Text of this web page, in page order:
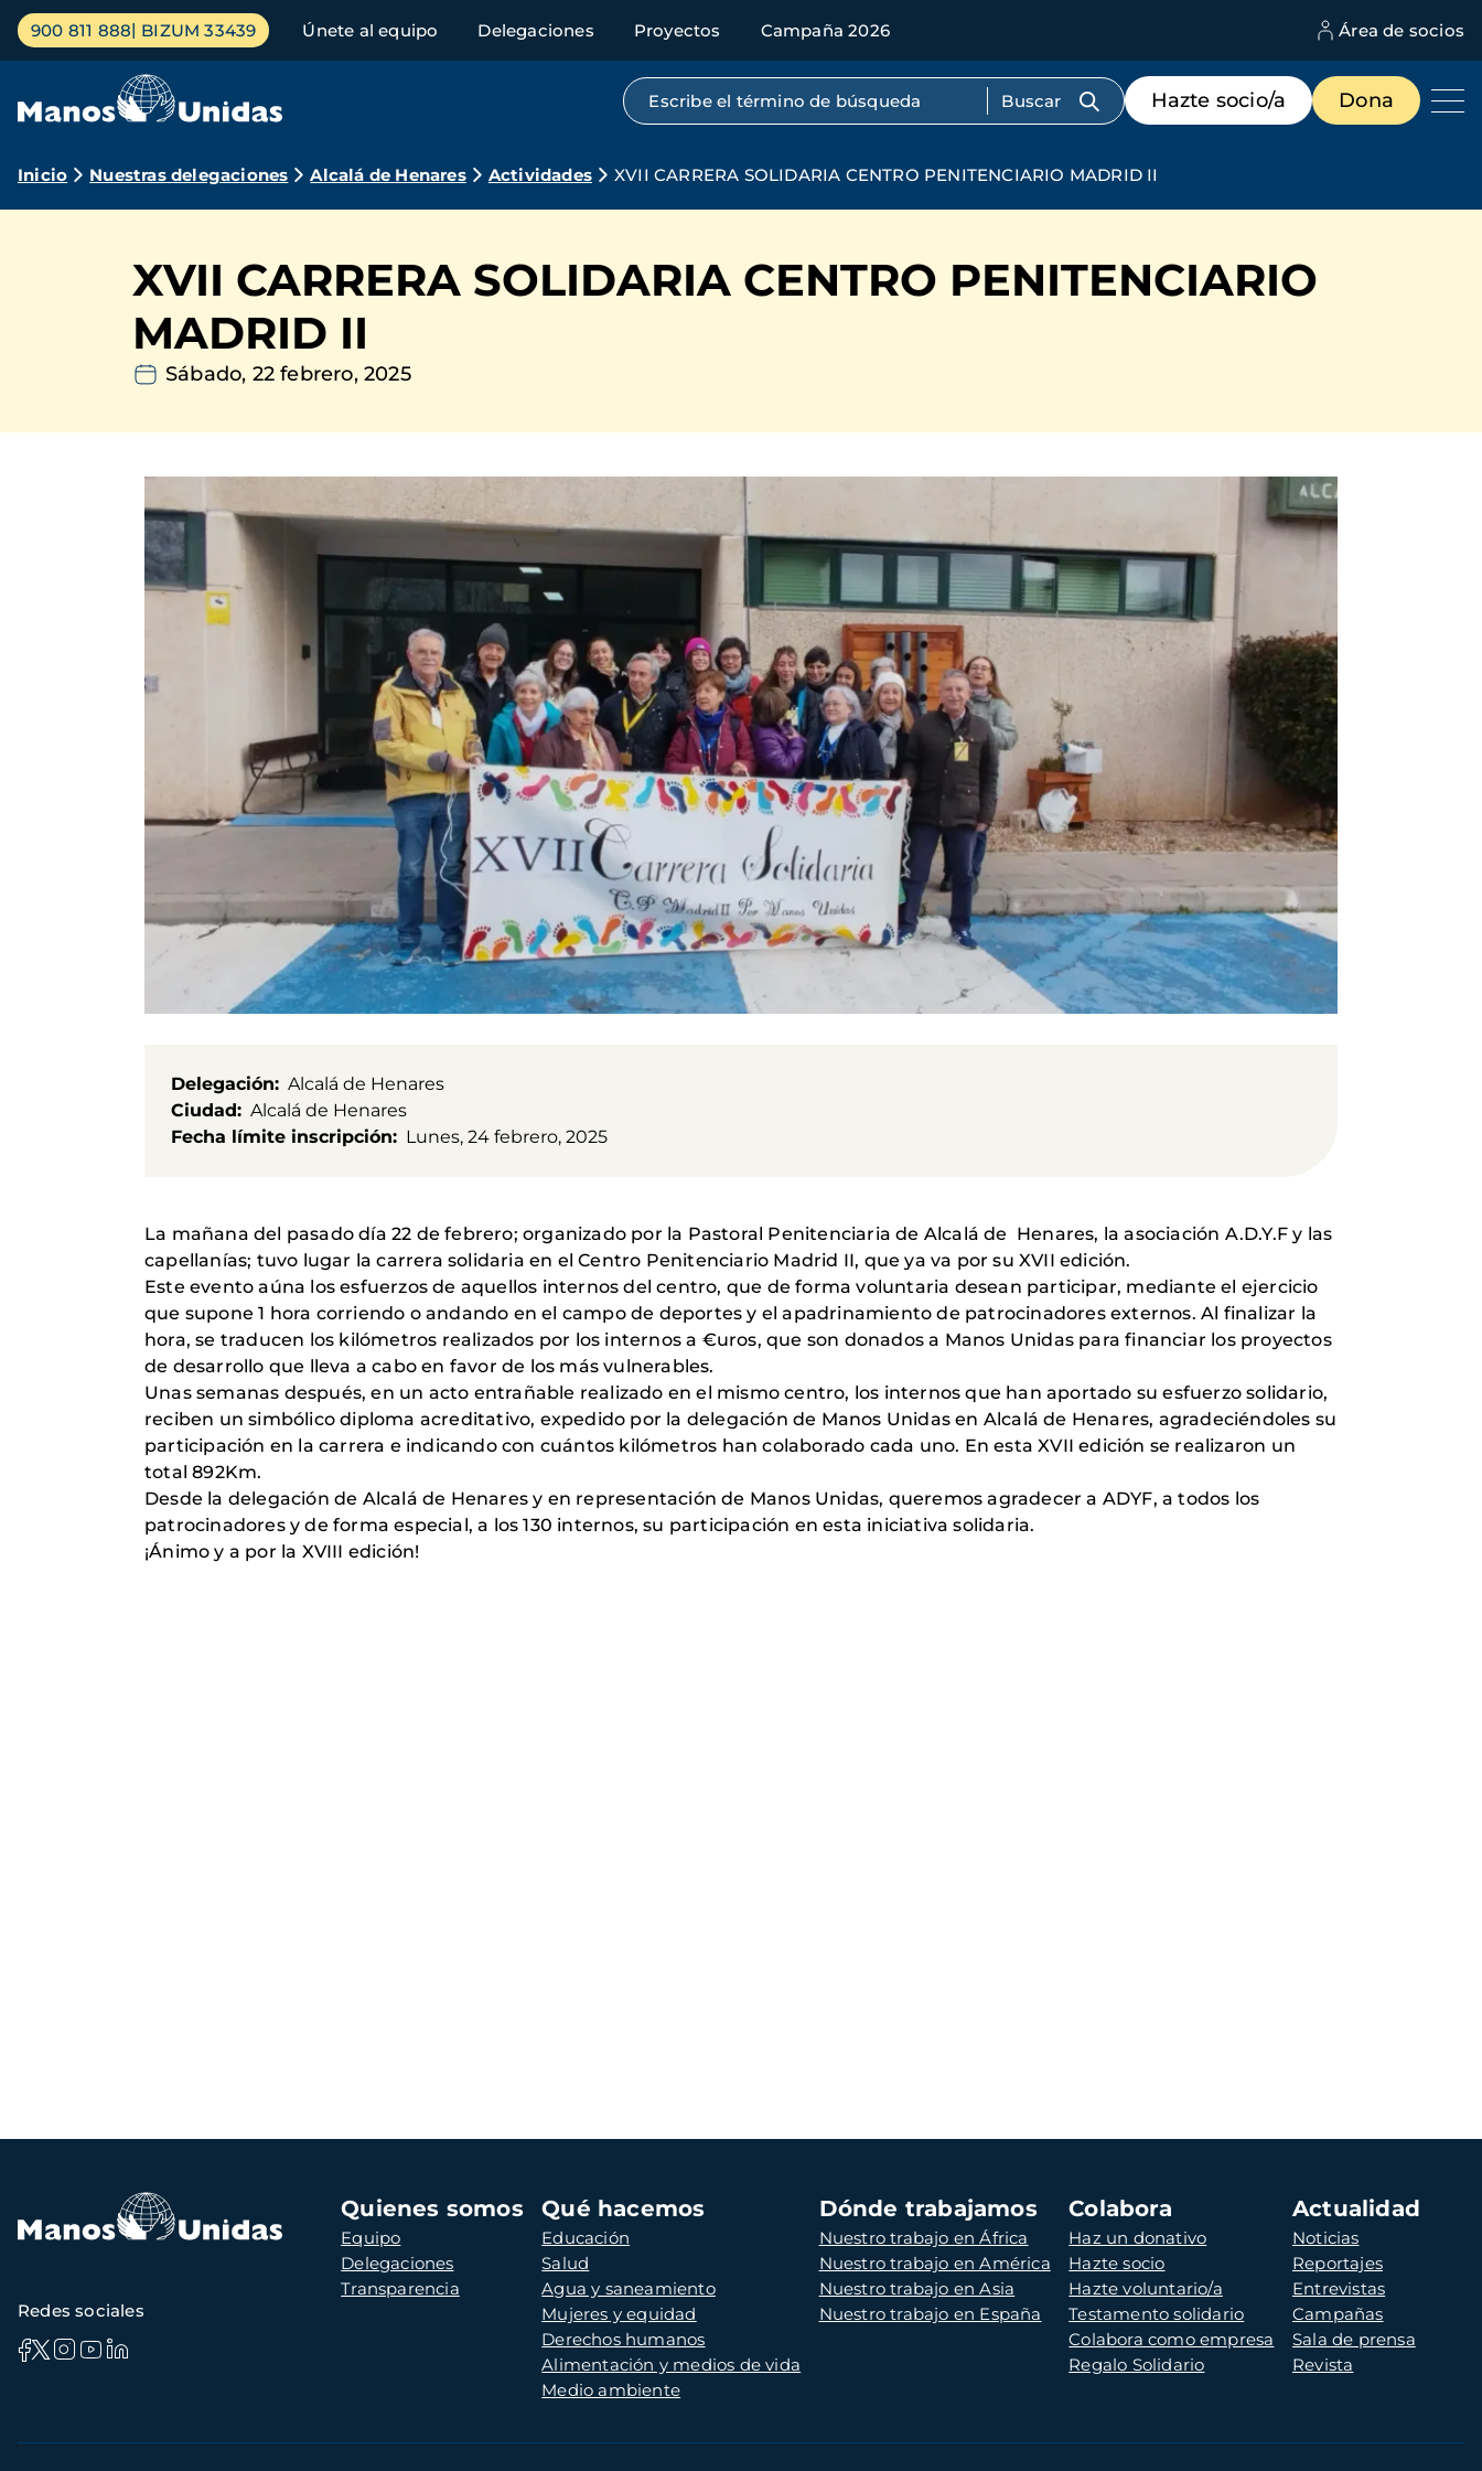
Pasar
contenido
Menú
principal
900 811 888 BIZUM 33439 Únete al equipo Delegaciones Proyectos Campaña 2026 Área de socios
Búsqueda por texto completo
Menú
de
destacados
Hazte socio/a Dona
Ruta
navegación
Inicio Nuestras delegaciones Alcalá de Henares Actividades XVII CARRERA SOLIDARIA CENTRO PENITENCIARIO MADRID II
XVII CARRERA SOLIDARIA CENTRO PENITENCIARIO
MADRID II
Sábado, 22 febrero, 2025
Delegación
Alcalá de Henares
Ciudad
Alcalá de Henares
Fecha límite inscripción
Lunes, 24 febrero, 2025
La mañana del pasado día 22 de febrero; organizado por la Pastoral Penitenciaria de Alcalá de Henares, la asociación A.D.Y.F y las
capellanías; tuvo lugar la carrera solidaria en el Centro Penitenciario Madrid II, que ya va por su XVII edición.
Este evento aúna los esfuerzos de aquellos internos del centro, que de forma voluntaria desean participar, mediante el ejercicio
que supone 1 hora corriendo o andando en el campo de deportes y el apadrinamiento de patrocinadores externos. Al finalizar la
hora, se traducen los kilómetros realizados por los internos a €uros, que son donados a Manos Unidas para financiar los proyectos
de desarrollo que lleva a cabo en favor de los más vulnerables.
Unas semanas después, en un acto entrañable realizado en el mismo centro, los internos que han aportado su esfuerzo solidario,
reciben un simbólico diploma acreditativo, expedido por la delegación de Manos Unidas en Alcalá de Henares, agradeciéndoles su
participación en la carrera e indicando con cuántos kilómetros han colaborado cada uno. En esta XVII edición se realizaron un
total 892Km.
Desde la delegación de Alcalá de Henares y en representación de Manos Unidas, queremos agradecer a ADYF, a todos los
patrocinadores y de forma especial, a los 130 internos, su participación en esta iniciativa solidaria.
¡Ánimo y a por la XVIII edición!
Navegación
principal
Quienes somos
Equipo
Delegaciones
Transparencia
Qué hacemos
Educación
Salud
Agua y saneamiento
Mujeres y equidad
Derechos humanos
Alimentación y medios de vida
Medio ambiente
Dónde trabajamos
Nuestro trabajo en África
Nuestro trabajo en América
Nuestro trabajo en Asia
Nuestro trabajo en España
Colabora
Haz un donativo
Hazte socio
Hazte voluntario/a
Testamento solidario
Colabora como empresa
Regalo Solidario
Actualidad
Noticias
Reportajes
Entrevistas
Campañas
Sala de prensa
Revista
Redes sociales